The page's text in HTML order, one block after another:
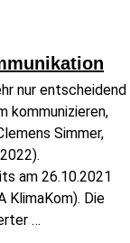
nur entscheidend
kommunizieren,
Simmer,
am 26.10.2021
KlimaKom). Die
…